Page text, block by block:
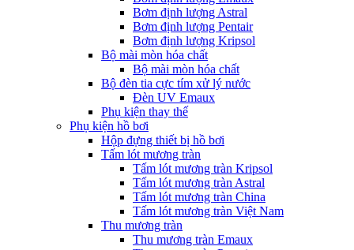
Bơm định lượng Astral
Bơm định lượng Pentair
Bơm định lượng Kripsol
Bộ mài mòn hóa chất
Bộ mài mòn hóa chất
Bộ đèn tia cực tím xử lý nước
Đèn UV Emaux
Phụ kiện thay thế
Phụ kiện hồ bơi
Hộp đựng thiết bị hồ bơi
Tấm lót mương tràn
Tấm lót mương tràn Kripsol
Tấm lót mương tràn Astral
Tấm lót mương tràn China
Tấm lót mương tràn Việt Nam
Thu mương tràn
Thu mương tràn Emaux